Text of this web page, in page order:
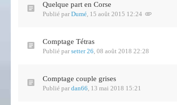
Quelque part en Corse
Publié par Dumé, 15 août 2015 12:24
Comptage Tétras
Publié par setter 26, 08 août 2018 22:28
Comptage couple grises
Publié par dan66, 13 mai 2018 15:21